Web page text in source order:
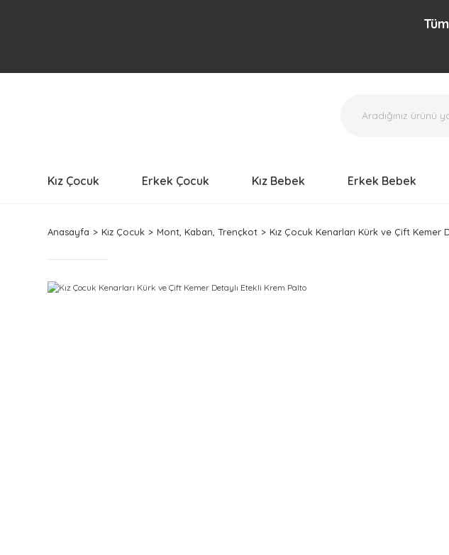
Tüm
Kız Çocuk Erkek Çocuk Kız Bebek Erkek Bebek
Anasayfa Kız Çocuk Mont, Kaban, Trençkot Kız Çocuk Kenarları Kürk ve Çift Kemer